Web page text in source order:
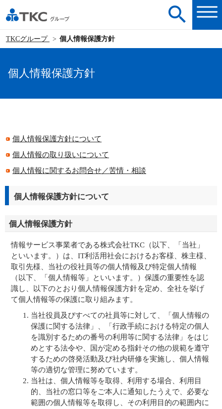
TKCグループ 個人情報保護方針
個人情報保護方針
個人情報保護方針について
個人情報の取り扱いについて
個人情報に関するお問合せ／苦情・相談
個人情報保護方針について
個人情報保護方針
情報サービス事業者である株式会社TKC（以下、「当社」
といいます。）は、IT利活用社会におけるお客様、株主様、
取引先様、当社の役社員等の個人情報及び特定個人情報
（以下、「個人情報等」といいます。）保護の重要性を認
識し、以下のとおり個人情報保護方針を定め、全社を挙げ
て個人情報等の保護に取り組みます。
当社役員及びすべての社員等に対して、「個人情報の
保護に関する法律」、「行政手続における特定の個人
を識別するための番号の利用等に関する法律」をはじ
めとする法令や、国が定める指針その他の規範を遵守
するための啓発活動及び社内研修を実施し、個人情報
等の適切な管理に努めています。
当社は、個人情報等を取得、利用する場合、利用目
的、当社の窓口等をご本人に通知したうえで、必要な
範囲の個人情報等を取得し、その利用目的の範囲内に